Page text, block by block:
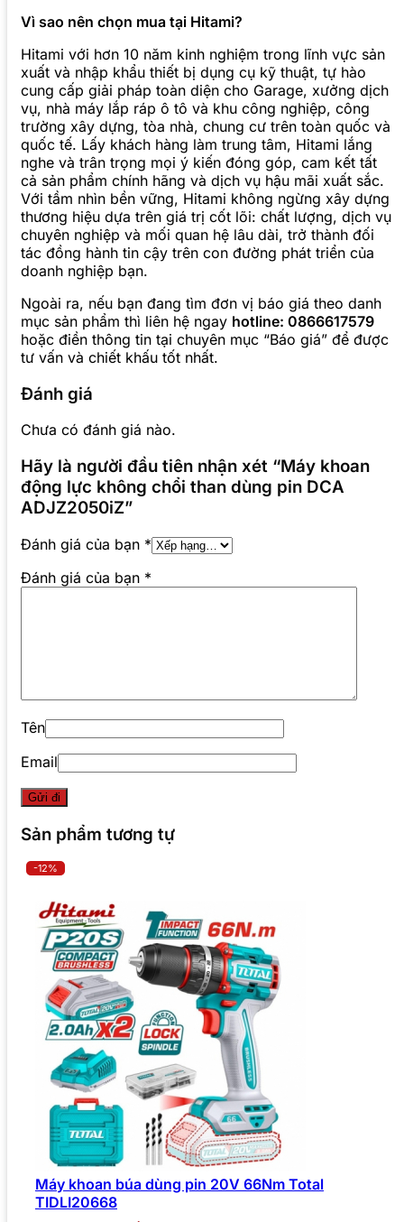
Vì sao nên chọn mua tại Hitami?
Hitami với hơn 10 năm kinh nghiệm trong lĩnh vực sản
xuất và nhập khẩu thiết bị dụng cụ kỹ thuật, tự hào
cung cấp giải pháp toàn diện cho Garage, xưởng dịch
vụ, nhà máy lắp ráp ô tô và khu công nghiệp, công
trường xây dựng, tòa nhà, chung cư trên toàn quốc và
quốc tế. Lấy khách hàng làm trung tâm, Hitami lắng
nghe và trân trọng mọi ý kiến đóng góp, cam kết tất
cả sản phẩm chính hãng và dịch vụ hậu mãi xuất sắc.
Với tầm nhìn bền vững, Hitami không ngừng xây dựng
thương hiệu dựa trên giá trị cốt lõi: chất lượng, dịch vụ
chuyên nghiệp và mối quan hệ lâu dài, trở thành đối
tác đồng hành tin cậy trên con đường phát triển của
doanh nghiệp bạn.
Ngoài ra, nếu bạn đang tìm đơn vị báo giá theo danh
mục sản phẩm thì liên hệ ngay hotline: 0866617579
hoặc điền thông tin tại chuyên mục “Báo giá” để được
tư vấn và chiết khấu tốt nhất.
Đánh giá
Chưa có đánh giá nào.
Hãy là người đầu tiên nhận xét “Máy khoan
động lực không chổi than dùng pin DCA
ADJZ2050iZ”
Đánh giá của bạn *
Đánh giá của bạn *
Tên
Email
Sản phẩm tương tự
-12%
Máy khoan búa dùng pin 20V 66Nm Total
TIDLI20668